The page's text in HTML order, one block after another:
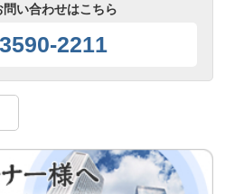
い合わせはこちら
2211